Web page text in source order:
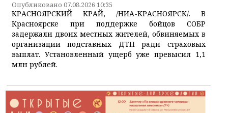
Опубликовано 07.08.2026 10:35
КРАСНОЯРСКИЙ КРАЙ, /НИА-КРАСНОЯРСК/. В
Красноярске при поддержке бойцов СОБР
задержали двоих местных жителей, обвиняемых в
организации подставных ДТП ради страховых
выплат. Установленный ущерб уже превысил 1,1
млн рублей.